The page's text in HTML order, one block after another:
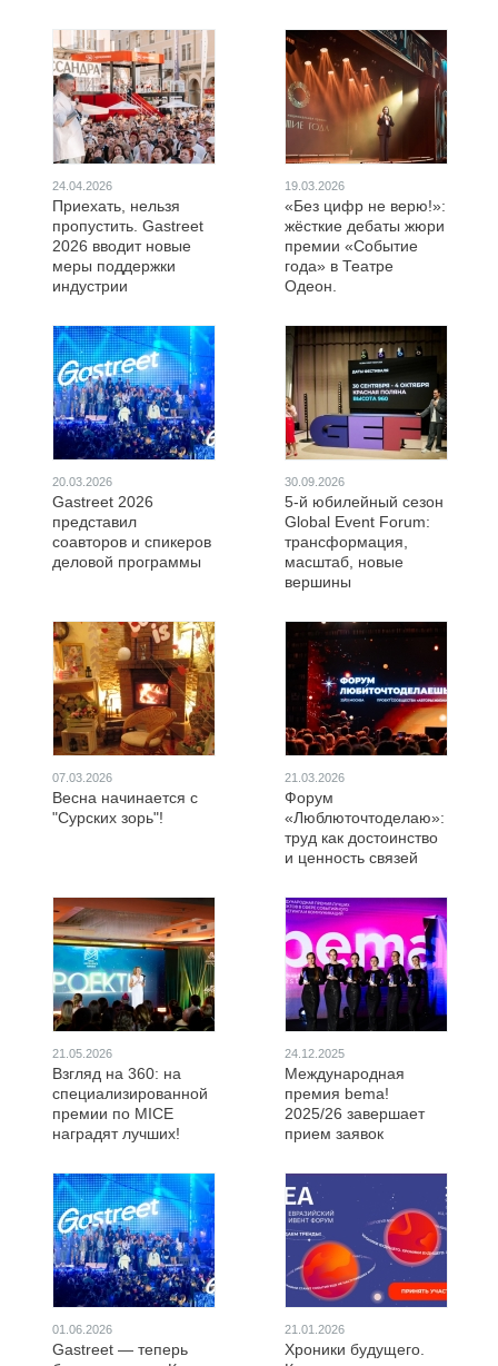
24.04.2026
Приехать, нельзя
пропустить. Gastreet
2026 вводит новые
меры поддержки
индустрии
19.03.2026
«Без цифр не верю!»:
жёсткие дебаты жюри
премии «Событие
года» в Театре
Одеон.
20.03.2026
Gastreet 2026
представил
соавторов и спикеров
деловой программы
30.09.2026
5-й юбилейный сезон
Global Event Forum:
трансформация,
масштаб, новые
вершины
07.03.2026
Весна начинается с
"Сурских зорь"!
21.03.2026
Форум
«Люблюточтоделаю»:
труд как достоинство
и ценность связей
21.05.2026
Взгляд на 360: на
специализированной
премии по MICE
наградят лучших!
24.12.2025
Международная
премия bema!
2025/26 завершает
прием заявок
01.06.2026
Gastreet — теперь
21.01.2026
Хроники будущего.